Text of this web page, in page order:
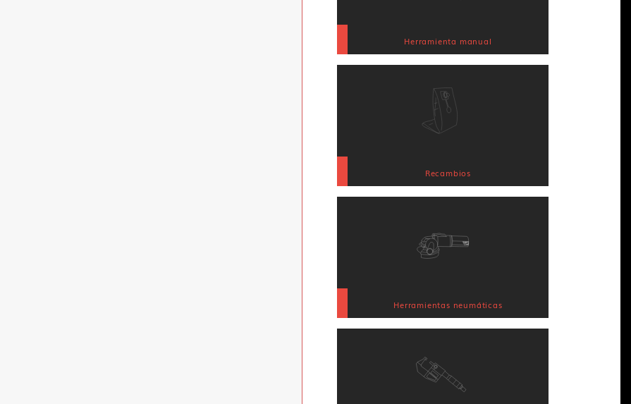
Herramienta manual
Recambios
Herramientas neumáticas